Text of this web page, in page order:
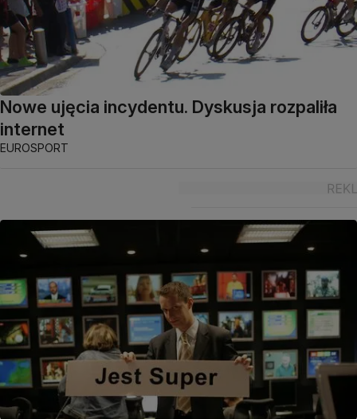
Nowe ujęcia incydentu. Dyskusja rozpaliła
internet
EUROSPORT